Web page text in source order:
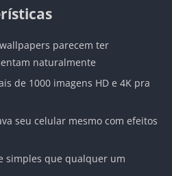
parecem ter
naturalmente
de 1000 imagens HD e 4K pra
seu celular mesmo com efeitos
simples que qualquer um